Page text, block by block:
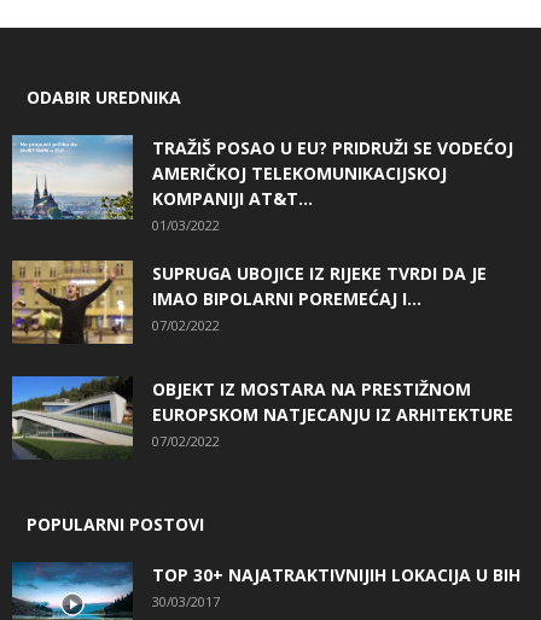
ODABIR UREDNIKA
TRAŽIŠ POSAO U EU? PRIDRUŽI SE VODEĆOJ
AMERIČKOJ TELEKOMUNIKACIJSKOJ
KOMPANIJI AT&T...
01/03/2022
SUPRUGA UBOJICE IZ RIJEKE TVRDI DA JE
IMAO BIPOLARNI POREMEĆAJ I...
07/02/2022
OBJEKT IZ MOSTARA NA PRESTIŽNOM
EUROPSKOM NATJECANJU IZ ARHITEKTURE
07/02/2022
POPULARNI POSTOVI
TOP 30+ NAJATRAKTIVNIJIH LOKACIJA U BIH
30/03/2017